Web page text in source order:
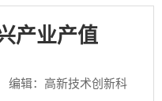
产业产值
编辑：高新技术创新科